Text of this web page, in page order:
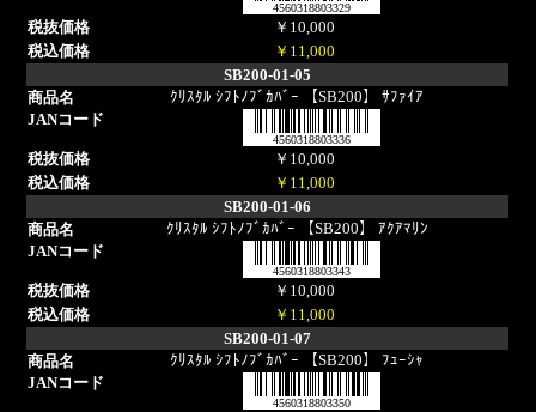
4560318803329
￥10,000
￥11,000
SB200-01-05
ｸﾘｽﾀﾙ ｼﾌﾄﾉﾌﾞｶﾊﾞｰ 【SB200】 ｻﾌｧｲｱ
4560318803336
￥10,000
￥11,000
SB200-01-06
ｸﾘｽﾀﾙ ｼﾌﾄﾉﾌﾞｶﾊﾞｰ 【SB200】 ｱｸｱﾏﾘﾝ
4560318803343
￥10,000
￥11,000
SB200-01-07
ｸﾘｽﾀﾙ ｼﾌﾄﾉﾌﾞｶﾊﾞｰ 【SB200】 ﾌｭｰｼｬ
4560318803350